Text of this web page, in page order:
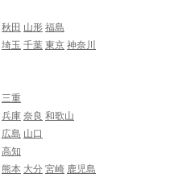
秋田 山形 福島
埼玉 千葉 東京 神奈川
三重
兵庫 奈良 和歌山
広島 山口
高知
熊本 大分 宮崎 鹿児島